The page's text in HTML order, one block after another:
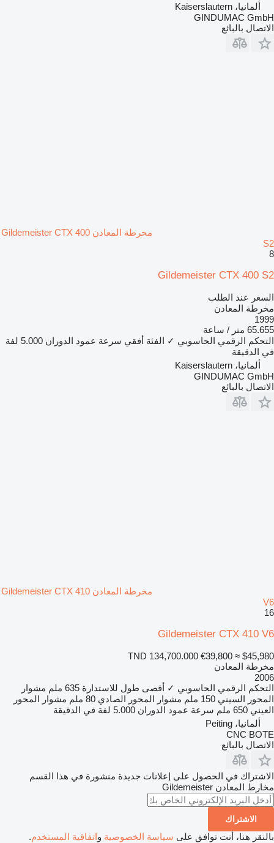
ألمانيا، Kaiserslautern
GINDUMAC GmbH
الاتصال بالبائع
مخرطة المعادن Gildemeister CTX 400
S2
8
Gildemeister CTX 400 S2
السعر عند الطلب
مخرطة المعادن
1999
65.655 متر / ساعة
التحكم الرقمي الحاسوبي ✓ الفئة أفقي سرعة عمود الدوران
5.000 لفة
في الدقيقة
ألمانيا، Kaiserslautern
GINDUMAC GmbH
الاتصال بالبائع
مخرطة المعادن Gildemeister CTX 410
V6
16
Gildemeister CTX 410 V6
TND 134,700.000 €39,800 ≈ $45,980
مخرطة المعادن
2006
التحكم الرقمي الحاسوبي ✓ أقصى طول للاستدارة 635 ملم
مشوار
المحور السيني 150 ملم مشوار المحور الصادي 80 ملم
مشوار المحور
العيني 650 ملم سرعة عمود الدوران 5.000 لفة في الدقيقة
ألمانيا، Peiting
CNC BOTE
الاتصال بالبائع
الاشتراك في الحصول على إعلانات جديدة منشورة في هذا القسم
مخارط المعادن Gildemeister
الاشتراك
بالنقر هنا، أنت توافق على سياسة الخصوصية واتفاقية المستخدم.